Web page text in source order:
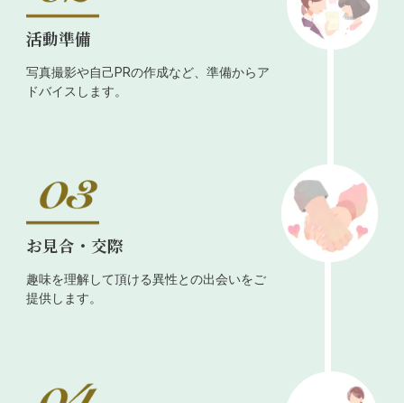
活動準備
写真撮影や自己PRの作成など、準備からア
ドバイスします。
お見合・交際
趣味を理解して頂ける異性との出会いをご
提供します。